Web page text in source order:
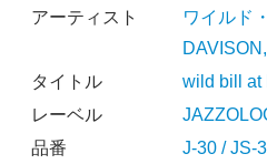
アーティスト ワイルド
タイトル
wild bill at
レーベル
品番
J-30 / JS-